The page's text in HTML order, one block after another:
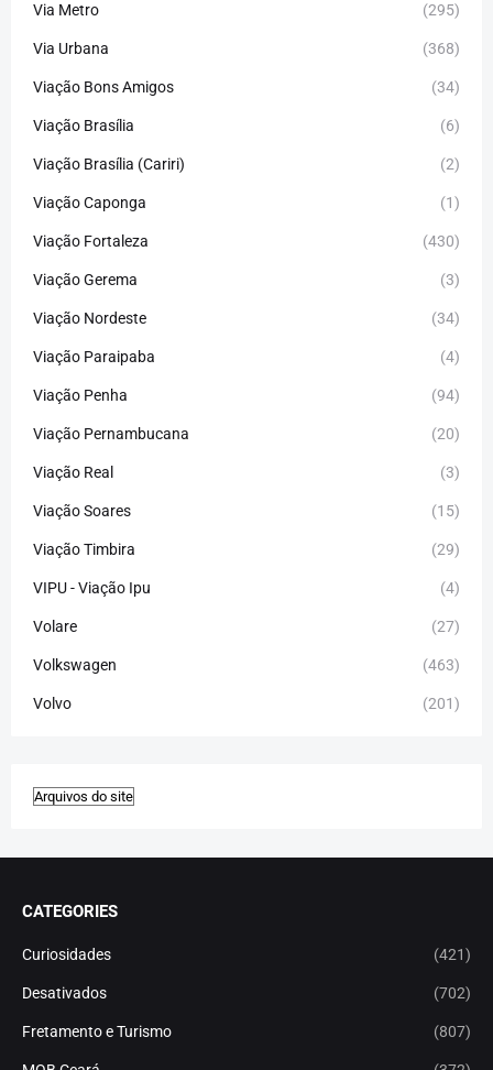
Via Metro (295)
Via Urbana (368)
Viação Bons Amigos (34)
Viação Brasília (6)
Viação Brasília (Cariri) (2)
Viação Caponga (1)
Viação Fortaleza (430)
Viação Gerema (3)
Viação Nordeste (34)
Viação Paraipaba (4)
Viação Penha (94)
Viação Pernambucana (20)
Viação Real (3)
Viação Soares (15)
Viação Timbira (29)
VIPU - Viação Ipu (4)
Volare (27)
Volkswagen (463)
Volvo (201)
CATEGORIES
Curiosidades (421)
Desativados (702)
Fretamento e Turismo (807)